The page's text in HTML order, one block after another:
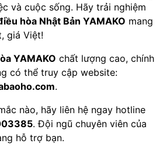
và cuộc sống. Hãy trải nghiệm
hòa Nhật Bản YAMAKO mang
giá Việt!
YAMAKO chất lượng cao, chính
có thể truy cập website:
.
nào, hãy liên hệ ngay hotline
. Đội ngũ chuyên viên của
hỗ trợ bạn.